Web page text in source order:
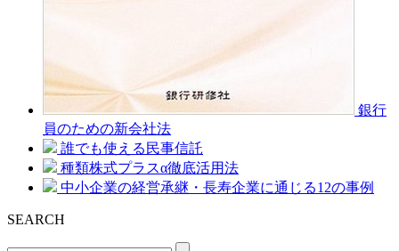
銀行
員のための新会社法
誰でも使える民事信託
種類株式プラスα徹底活用法
中小企業の経営承継・長寿企業に通じる12の事例
SEARCH